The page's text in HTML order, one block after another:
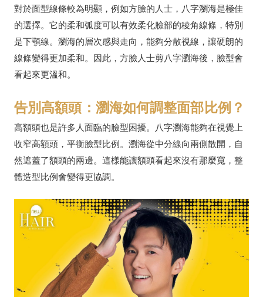
對於面型線條較為明顯，例如方臉的人士，八字瀏海是極佳
的選擇。它的柔和弧度可以有效柔化臉部的稜角線條，特別
是下顎線。瀏海的層次感與走向，能夠分散視線，讓硬朗的
線條變得更加柔和。因此，方臉人士剪八字瀏海後，臉型會
看起來更溫和。
告別高額頭：瀏海如何調整面部比例？
高額頭也是許多人面臨的臉型困擾。八字瀏海能夠在視覺上
收窄高額頭，平衡臉型比例。瀏海從中分線向兩側散開，自
然遮蓋了額頭的兩邊。這樣能讓額頭看起來沒有那麼寬，整
體造型比例會變得更協調。